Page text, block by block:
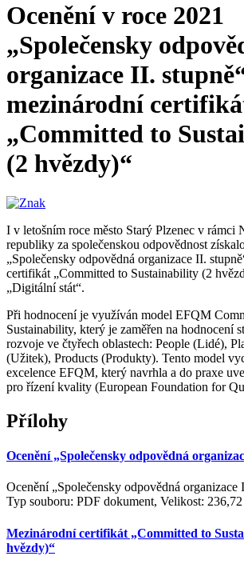
Ocenění v roce 2021
„Společensky
organizace II.
mezinárodní
„Committed to
(2 hvězdy)“
I v letošním roce město Starý Plzenec v rámci
republiky za společenskou odpovědnost
„Společensky odpovědná organizace II.
certifikát „Committed to Sustainability (2
„Digitální stát“.
Při hodnocení je využíván model EFQM
Sustainability, který je zaměřen na hodnocení
rozvoje ve čtyřech oblastech: People (Lidé),
(Užitek), Products (Produkty). Tento model
excelence EFQM, který navrhla a do praxe
pro řízení kvality (European Foundation for
Přílohy
Ocenění „Společensky odpovědná
Ocenění „Společensky odpovědná organizace
Typ souboru: PDF dokument, Velikost:
Mezinárodní certifikát „Committed to
hvězdy)“